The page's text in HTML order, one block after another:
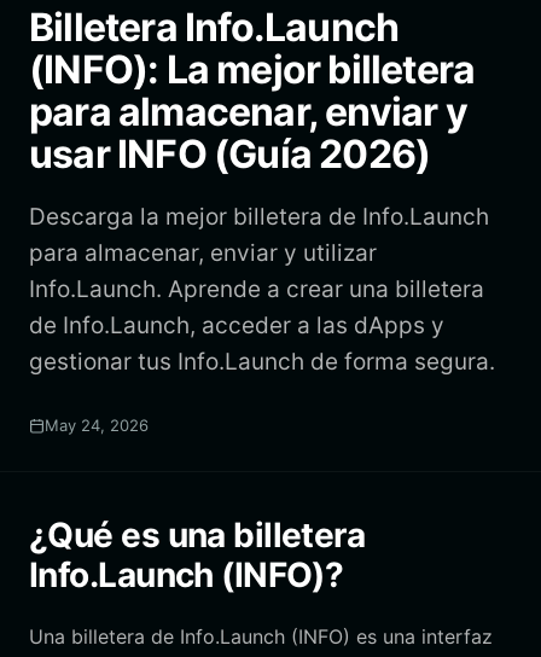
Bahasa Indonesia
ภาษาไทย
हिन्दी
Español
Português (Brasil)
Billetera Info.Launch
(INFO): La mejor billetera
para almacenar, enviar y
usar INFO (Guía 2026)
Descarga la mejor billetera de Info.Launch
para almacenar, enviar y utilizar
Info.Launch. Aprende a crear una billetera
de Info.Launch, acceder a las dApps y
gestionar tus Info.Launch de forma segura.
May 24, 2026
¿Qué es una billetera
Info.Launch (INFO)?
Una billetera de Info.Launch (INFO) es una interfaz